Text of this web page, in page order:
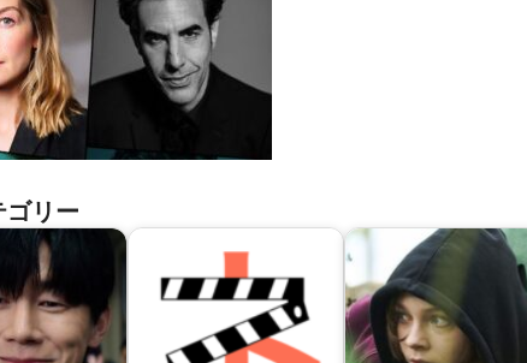
ゴリー